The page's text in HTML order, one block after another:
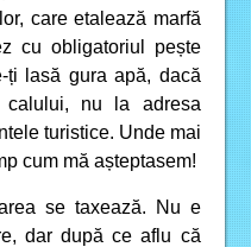
care etalează marfă
cu obligatoriul pește
ți lasă gura apă, dacă
nu la adresa
turistice. Unde mai
cum mă așteptasem!
se taxează. Nu e
dar după ce aflu că